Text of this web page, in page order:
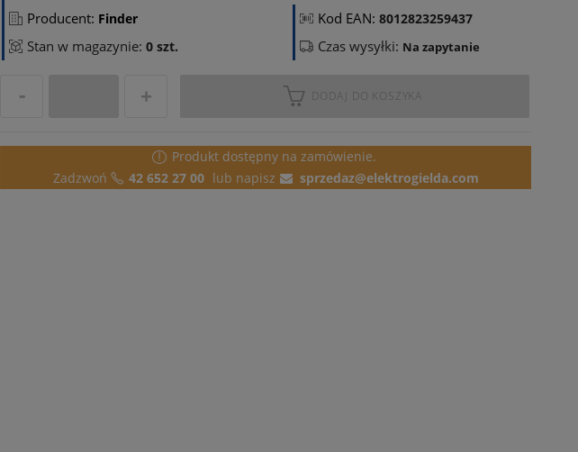
Producent: Finder Kod EAN:8012823259437
Stan w magazynie: 0 szt. Czas wysyłki: Na zapytanie
DODAJ DO KOSZYKA
Produkt dostępny na zamówienie.
Zadzwoń
42 652 27 00 lub napisz sprzedaz@elektrogielda.com